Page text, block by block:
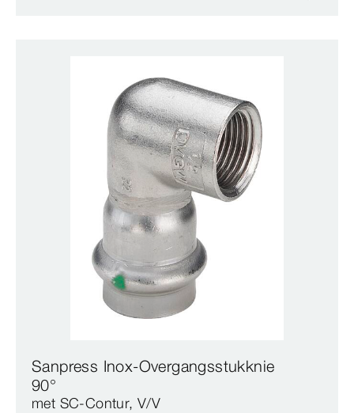
Sanpress Inox-Overgangsstukknie
90°
met SC‑Contur, V/V